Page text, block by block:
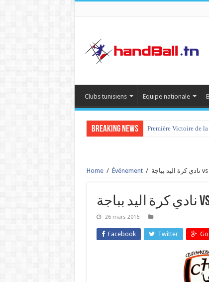
Clubs tunisiens Equipe nationale
Breaking News Première Victoire de
Home / Événement /
26 mars 2016
Facebook Twitter